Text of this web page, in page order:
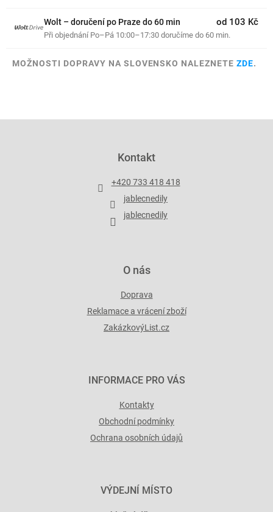
Wolt – doručení po Praze do 60 min od 103 Kč
Při objednání Po–Pá 10:00–17:30 doručíme do 60 min.
MOŽNOSTI DOPRAVY NA SLOVENSKO NALEZNETEZDE.
Kontakt
+420 733 418 418
jablecnedily
jablecnedily
O nás
Doprava
Reklamace a vrácení zboží
ZakázkovýList.cz
INFORMACE PRO VÁS
Kontakty
Obchodní podmínky
Ochrana osobních údajů
VÝDEJNÍ MÍSTO